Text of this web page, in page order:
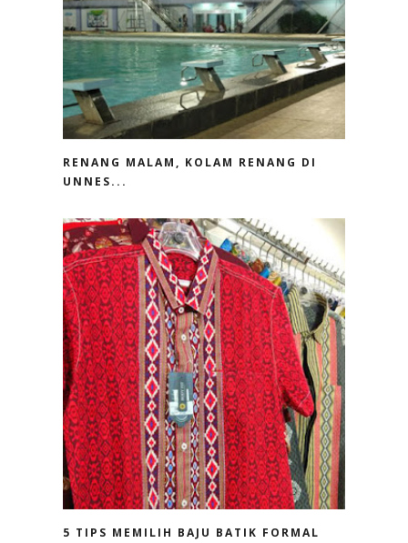
RENANG MALAM, KOLAM RENANG DI
UNNES...
5 TIPS MEMILIH BAJU BATIK FORMAL